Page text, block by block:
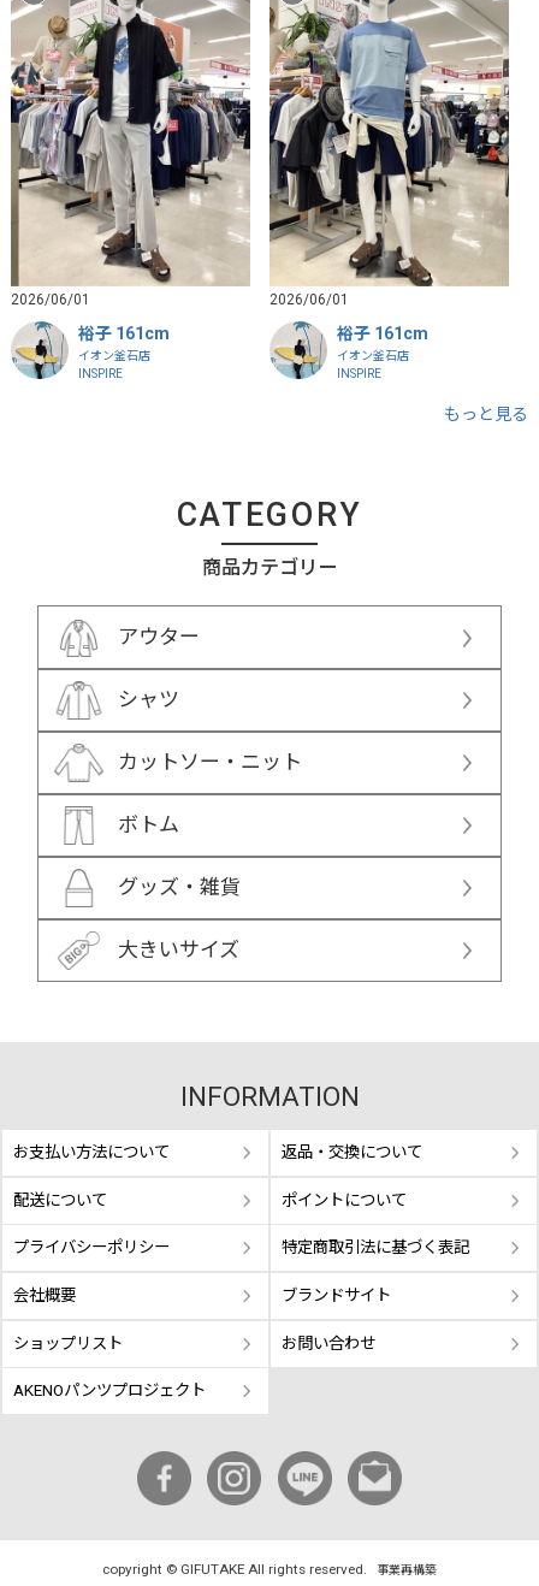
2026/06/01
裕子 161cm
イオン釜石店
INSPIRE
2026/06/01
裕子 161cm
イオン釜石店
INSPIRE
もっと見る
CATEGORY
商品カテゴリー
アウター
シャツ
カットソー・ニット
ボトム
グッズ・雑貨
大きいサイズ
INFORMATION
お支払い方法について 返品・交換について
配送について ポイントについて
プライバシーポリシー 特定商取引法に基づく表記
会社概要 ブランドサイト
ショップリスト お問い合わせ
AKENOパンツプロジェクト
copyright © GIFUTAKE All rights reserved. 事業再構築